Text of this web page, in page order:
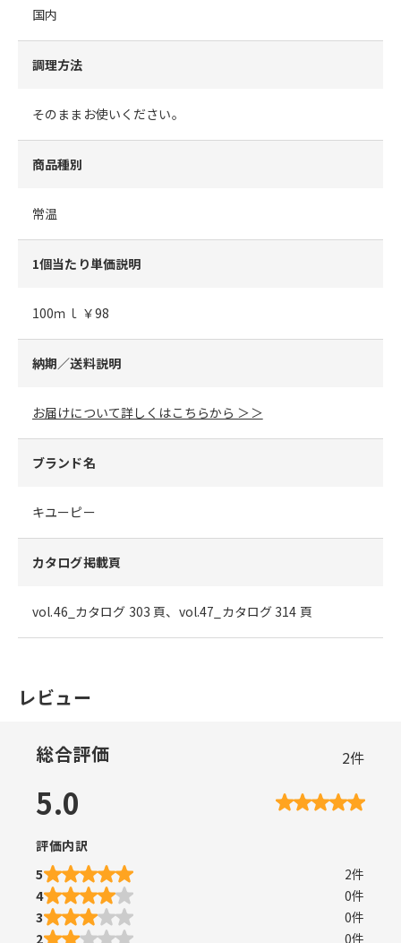
国内
調理方法
そのままお使いください。
商品種別
常温
1個当たり単価説明
100ｍｌ ￥98
納期／送料説明
お届けについて詳しくはこちらから ＞＞
ブランド名
キユーピー
カタログ掲載頁
vol.46_カタログ 303 頁、vol.47_カタログ 314 頁
レビュー
総合評価 2件
5.0
評価内訳
5
2件
4
0件
3
0件
2
0件